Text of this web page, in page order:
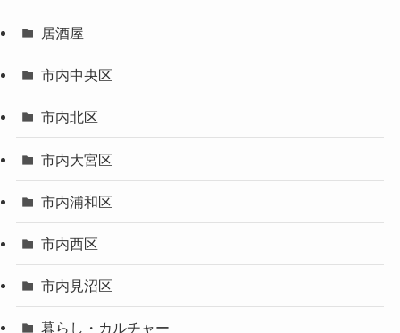
居酒屋
市内中央区
市内北区
市内大宮区
市内浦和区
市内西区
市内見沼区
暮らし・カルチャー